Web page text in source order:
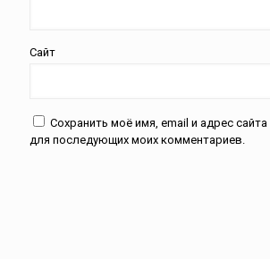
Сайт
Сохранить моё имя, email и адрес
для последующих моих комментариев.